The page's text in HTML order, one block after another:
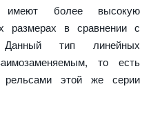
имеют более высокую
размерах в сравнении с
Данный тип линейных
то есть
этой же серии